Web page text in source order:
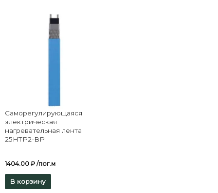
Саморегулирующаяся
электрическая
нагревательная лента
25НТР2-ВР
1404.00 ₽ /пог.м
В корзину